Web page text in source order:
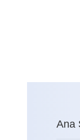
Ana